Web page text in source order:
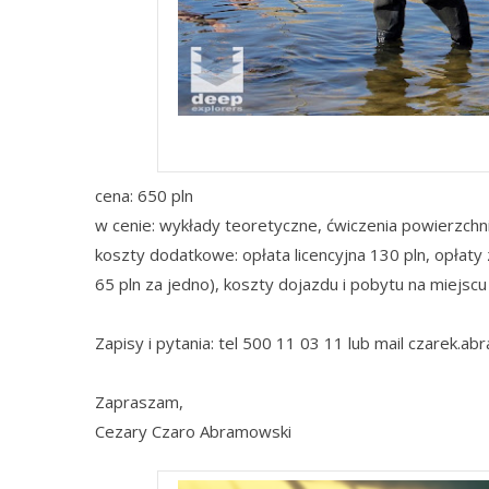
cena: 650 pln
w cenie: wykłady teoretyczne, ćwiczenia
koszty dodatkowe: opłata licencyjna 130 pln,
65 pln za jedno), koszty dojazdu i pobytu na
Zapisy i pytania: tel 500 11 03 11 lub mail
Zapraszam,
Cezary Czaro Abramowski